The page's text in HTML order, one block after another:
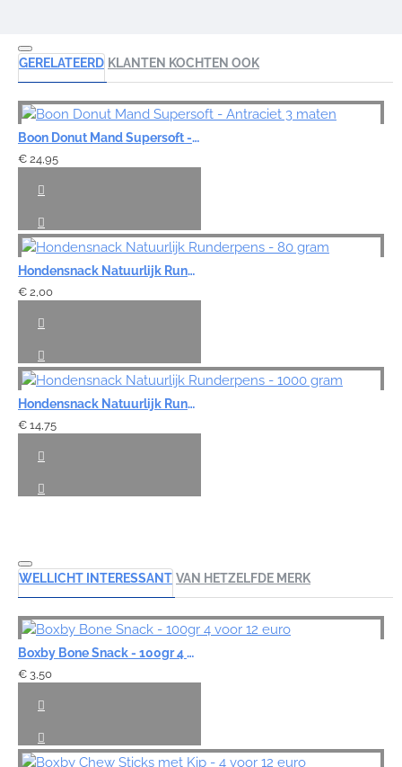
GERELATEERD KLANTEN KOCHTEN OOK
Boon Donut Mand Supersoft - Antraciet 3 maten
€ 24,95
Hondensnack Natuurlijk Runderpens - 80 gram
€ 2,00
Hondensnack Natuurlijk Runderpens - 1000 gram
€ 14,75
WELLICHT INTERESSANT VAN HETZELFDE MERK
Boxby Bone Snack - 100gr 4 voor 12 euro
€ 3,50